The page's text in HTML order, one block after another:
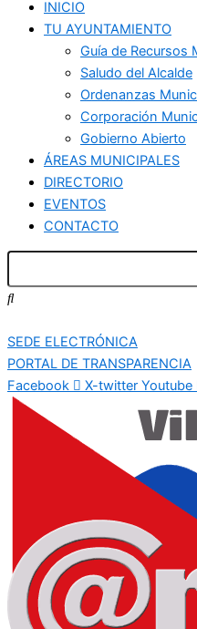
INICIO
TU AYUNTAMIENTO
Guía de Recursos
Saludo del Alcalde
Ordenanzas
Corporación
Gobierno Abierto
ÁREAS MUNICIPALES
DIRECTORIO
EVENTOS
CONTACTO
SEDE ELECTRÓNICA
PORTAL DE TRANSPARENCIA
Facebook
X-twitter Youtube